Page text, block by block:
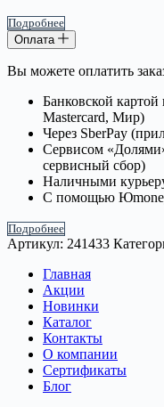
Подробнее
Оплата
Вы можете оплатить
Банковской
Mastercard, Мир)
Через SberPay
Сервисом
сервисный сбор)
Наличными
С помощью Юmoney
Подробнее
Артикул: 241433
Главная
Акции
Новинки
Каталог
Контакты
О компании
Сертификаты
Блог